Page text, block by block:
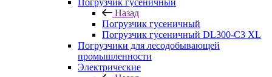
Погрузчик гусеничный
Назад
Погрузчик гусеничный
Погрузчик гусеничный DL300-C3 XL
Погрузчики для лесодобывающей
промышленности
Электрические